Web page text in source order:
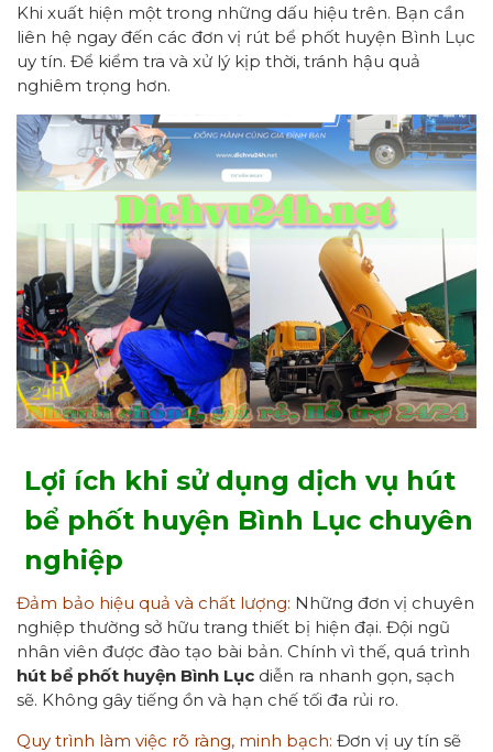
Khi xuất hiện một trong những dấu hiệu trên. Bạn cần
liên hệ ngay đến các đơn vị rút bể phốt huyện Bình Lục
uy tín. Để kiểm tra và xử lý kịp thời, tránh hậu quả
nghiêm trọng hơn.
Lợi ích khi sử dụng dịch vụ hút
bể phốt huyện Bình Lục chuyên
nghiệp
Đảm bảo hiệu quả và chất lượng: Những đơn vị chuyên
nghiệp thường sở hữu trang thiết bị hiện đại. Đội ngũ
nhân viên được đào tạo bài bản. Chính vì thế, quá trình
hút bể phốt huyện Bình Lục diễn ra nhanh gọn, sạch
sẽ. Không gây tiếng ồn và hạn chế tối đa rủi ro.
Quy trình làm việc rõ ràng, minh bạch: Đơn vị uy tín sẽ